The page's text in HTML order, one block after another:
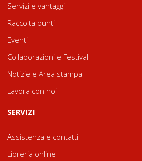
Servizi e vantaggi
Raccolta punti
Eventi
Collaborazioni e Festival
Notizie e Area stampa
Lavora con noi
SERVIZI
Assistenza e contatti
Libreria online